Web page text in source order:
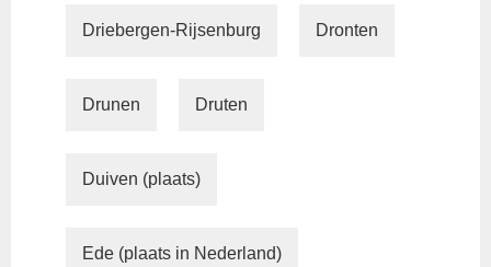
Driebergen-Rijsenburg Dronten
Drunen Druten
Duiven (plaats)
Ede (plaats in Nederland)